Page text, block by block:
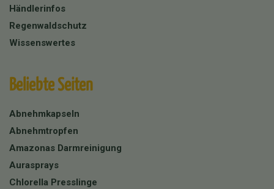
Händlerinfos
Regenwaldschutz
Wissenswertes
Beliebte Seiten
Abnehmkapseln
Abnehmtropfen
Amazonas Darmreinigung
Aurasprays
Chlorella Presslinge